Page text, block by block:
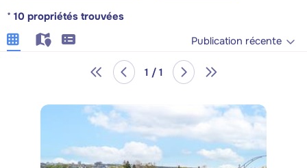
* 10 propriétés trouvées
Publication récente
1 / 1